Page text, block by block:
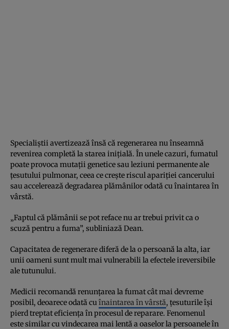
Specialiștii avertizează însă că regenerarea nu înseamnă
revenirea completă la starea inițială. În unele cazuri, fumatul
poate provoca mutații genetice sau leziuni permanente ale
țesutului pulmonar, ceea ce crește riscul apariției cancerului
sau accelerează degradarea plămânilor odată cu înaintarea în
vârstă.
„Faptul că plămânii se pot reface nu ar trebui privit ca o
scuză pentru a fuma”, subliniază Dean.
Capacitatea de regenerare diferă de la o persoană la alta, iar
unii oameni sunt mult mai vulnerabili la efectele ireversibile
ale tutunului.
Medicii recomandă renunțarea la fumat cât mai devreme
posibil, deoarece odată cu înaintarea în vârstă, țesuturile își
pierd treptat eficiența în procesul de reparare. Fenomenul
este similar cu vindecarea mai lentă a oaselor la persoanele în